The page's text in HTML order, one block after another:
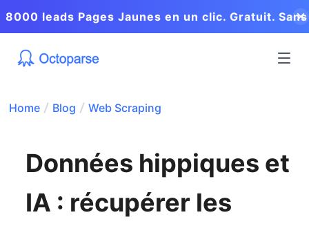
8000 leads Pages Jaunes en un clic. Gratuit. Sans
Home Blog Web Scraping
Données hippiques et
IA : récupérer les